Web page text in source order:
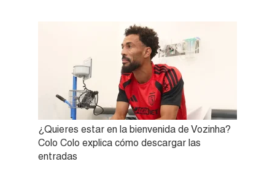
¿Quieres estar en la bienvenida de Vozinha?
Colo Colo explica cómo descargar las
entradas